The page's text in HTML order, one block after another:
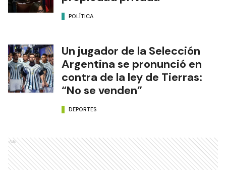
POLÍTICA
Un jugador de la Selección
Argentina se pronunció en
contra de la ley de Tierras:
“No se venden”
DEPORTES
Ads